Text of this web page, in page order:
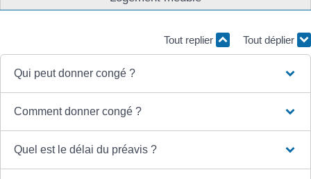
Tout replier Tout déplier
Qui peut donner congé ?
Comment donner congé ?
Quel est le délai du préavis ?